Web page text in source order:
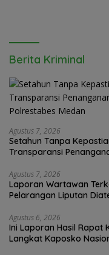
Berita Kriminal
Agustus 7, 2026
Setahun Tanpa
Transparansi
Agustus 7, 2026
Laporan Wartawan
Pelarangan Liputan
Agustus 6, 2026
Ini Laporan Hasil Rapat
Langkat Kaposko